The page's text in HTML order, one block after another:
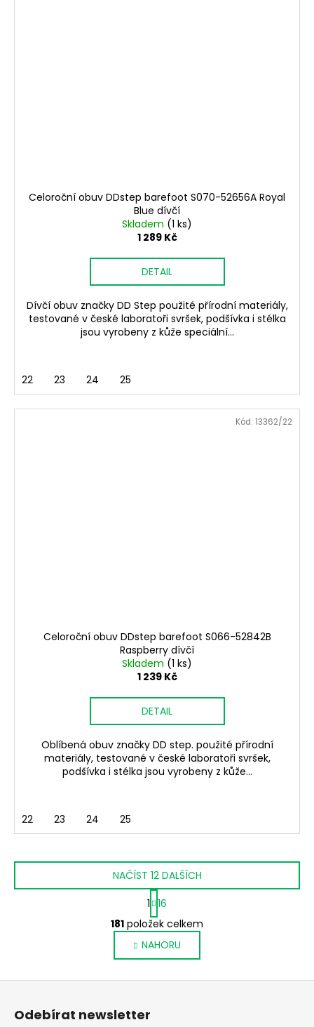
Celoroční obuv DDstep barefoot S070-52656A Royal
Blue dívčí
Skladem (1 ks)
1 289 Kč
DETAIL
Dívčí obuv značky DD Step použité přírodní materiály,
testované v české laboratoři svršek, podšívka i stélka
jsou vyrobeny z kůže speciální...
22 23 24 25
Celoroční obuv DDstep barefoot S066-52842B
Raspberry dívčí
Skladem (1 ks)
1 239 Kč
DETAIL
Oblíbená obuv značky DD step. použité přírodní
materiály, testované v české laboratoři svršek,
podšívka i stélka jsou vyrobeny z kůže...
22 23 24 25
Kód: 13362/22
O
v
l
á
d
NAČÍST 12 DALŠÍCH
S
t
r
á
n
k
1 16
181 položek celkem
NAHORU
Z
Odebírat newsletter